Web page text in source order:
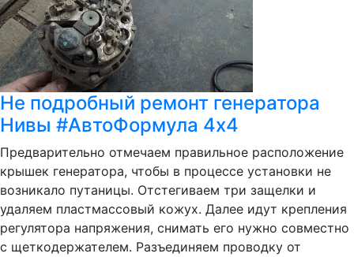
Не подробный ремонт генератора
Нивы #АвтоФормула 4х4
Предварительно отмечаем правильное расположение
крышек генератора, чтобы в процессе установки не
возникало путаницы. Отстегиваем три защелки и
удаляем пластмассовый кожух. Далее идут крепления
регулятора напряжения, снимать его нужно совместно
с щеткодержателем. Разъединяем проводку от